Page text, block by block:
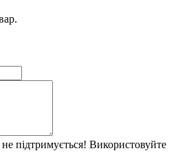
підтримується! Використовуйте